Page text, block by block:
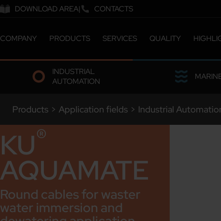
DOWNLOAD AREA CONTACTS
COMPANY
ABOUT US
COMPANY MILESTONES
COMPANY SITES
WORK WITH US
PRODUCTS
CATALOGUE
CUSTOMIZED SOLUTIONS
SERVICES QUALITY
CERTIFICATIONS &
LABORATORY
INDUSTRIAL
AUTOMATION
Products > Application fields > Industrial
KU®
AQUAMATE
Round cables for waster
water immersion and